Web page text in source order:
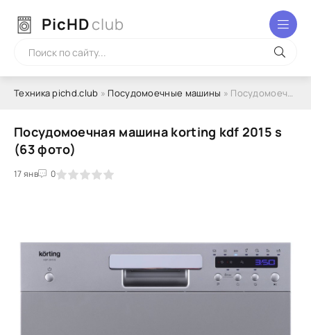
PicHDclub
Техника pichd.club » Посудомоечные машины » Посудомоечная машина korting kdf 2015 s (63 фото)
Посудомоечная машина korting kdf 2015 s
(63 фото)
17 янв 0
3 4 5